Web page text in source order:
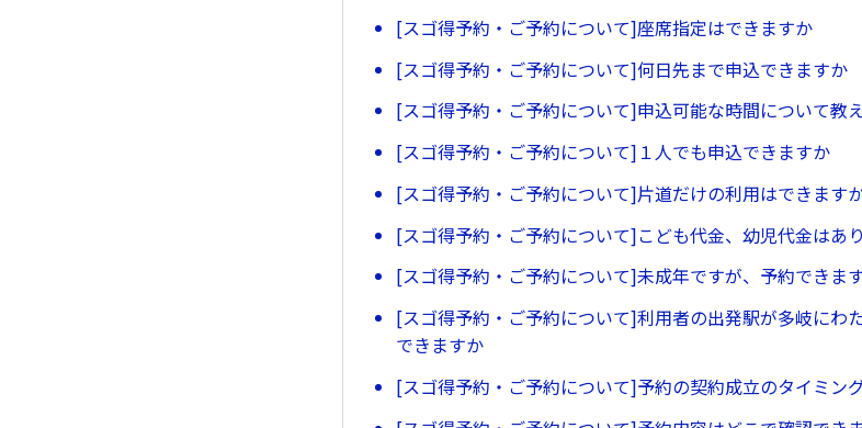
[スゴ得予約・ご予約について]座席指定はできますか
[スゴ得予約・ご予約について]何日先まで申込できますか
[スゴ得予約・ご予約について]申込可能な時間について教
[スゴ得予約・ご予約について]１人でも申込できますか
[スゴ得予約・ご予約について]片道だけの利用はできます
[スゴ得予約・ご予約について]こども代金、幼児代金はあ
[スゴ得予約・ご予約について]未成年ですが、予約できま
[スゴ得予約・ご予約について]利用者の出発駅が多岐にわ
できますか
[スゴ得予約・ご予約について]予約の契約成立のタイミン